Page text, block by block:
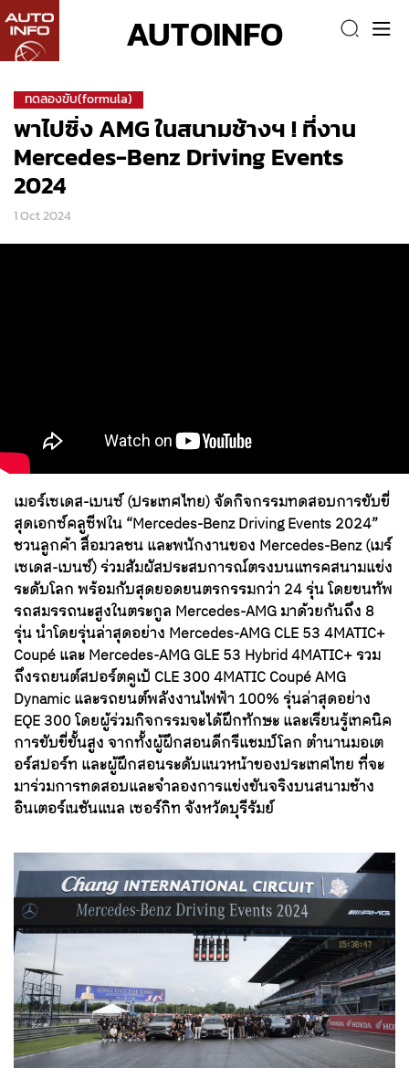
AUTOINFO
ทดลองขับ(formula)
พาไปซิ่ง AMG ในสนามช้างฯ ! ที่งาน
Mercedes-Benz Driving Events
2024
1 Oct 2024
เมอร์เซเดส-เบนซ์ (ประเทศไทย) จัดกิจกรรมทดสอบการขับขี่
สุดเอกซ์คลูซีฟใน “Mercedes-Benz Driving Events 2024”
ชวนลูกค้า สื่อมวลชน และพนักงานของ Mercedes-Benz(เมร์
เซเดส-เบนซ์) ร่วมสัมผัสประสบการณ์ตรงบนแทรคสนามแข่ง
ระดับโลก พร้อมกับสุดยอดยนตรกรรมกว่า 24รุ่น โดยขนทัพ
รถสมรรถนะสูงในตระกูล Mercedes-AMGมาด้วยกันถึง 8
รุ่น นำโดยรุ่นล่าสุดอย่าง Mercedes-AMG CLE 53 4MATIC+
CoupéและMercedes-AMG GLE 53 Hybrid 4MATIC+รวม
ถึงรถยนต์สปอร์ตคูเป้ CLE 300 4MATIC Coupé AMG
Dynamicและรถยนต์พลังงานไฟฟ้า 100% รุ่นล่าสุดอย่าง
EQE 300โดยผู้ร่วมกิจกรรมจะได้ฝึกทักษะ และเรียนรู้เทคนิค
การขับขี่ขั้นสูง จากทั้งผู้ฝึกสอนดีกรีแชมป์โลก ตำนานมอเต
อร์สปอร์ท และผู้ฝึกสอนระดับแนวหน้าของประเทศไทย ที่จะ
มาร่วมการทดสอบและจำลองการแข่งขันจริงบนสนามช้าง
อินเตอร์เนชันแนล เซอร์กิท จังหวัดบุรีรัมย์